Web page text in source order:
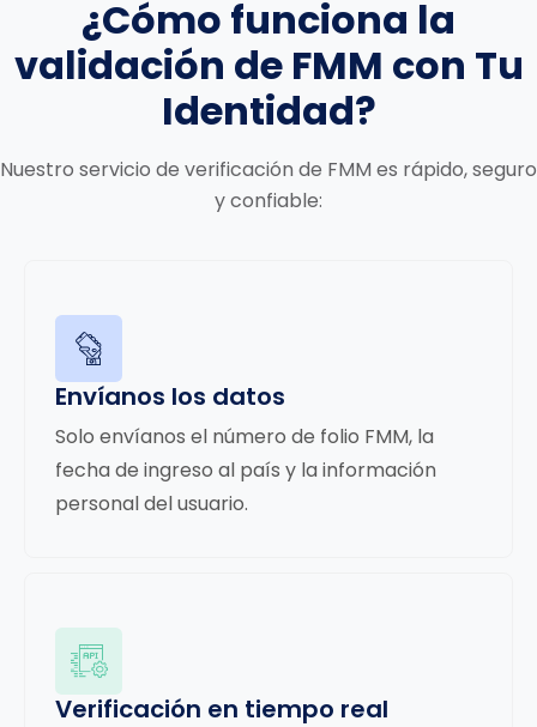
¿Cómo funciona la
validación de FMM con Tu
Identidad?
Nuestro servicio de verificación de FMM es rápido, seguro
y confiable:
Envíanos los datos
Solo envíanos el número de folio FMM, la
fecha de ingreso al país y la información
personal del usuario.
Verificación en tiempo real